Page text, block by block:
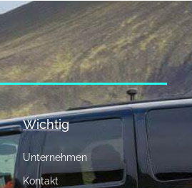
Wichtig
Unternehmen
Kontakt